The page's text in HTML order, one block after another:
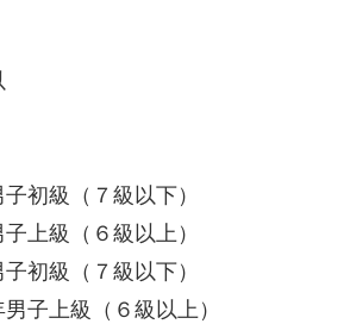
幼年年長
男子初級（７級以下）
男子上級（６級以上）
男子初級（７級以下）
年男子上級（６級以上）